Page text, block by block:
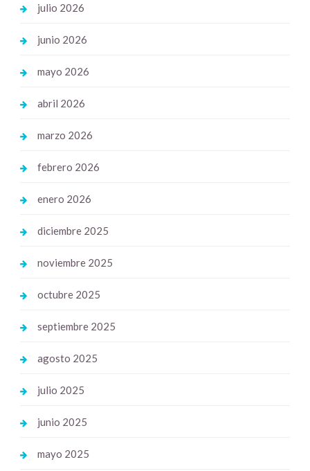
julio 2026
junio 2026
mayo 2026
abril 2026
marzo 2026
febrero 2026
enero 2026
diciembre 2025
noviembre 2025
octubre 2025
septiembre 2025
agosto 2025
julio 2025
junio 2025
mayo 2025